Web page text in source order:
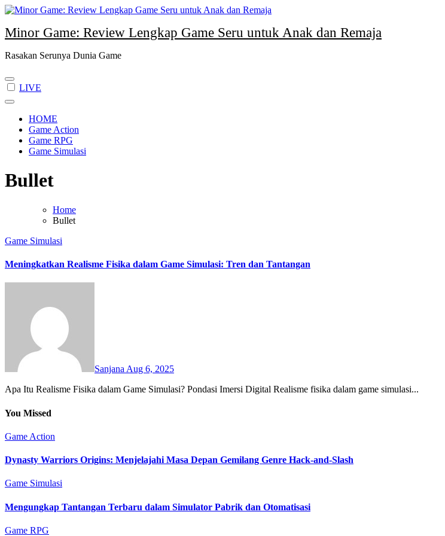
Skip
content
Minor Game: Review Lengkap Game Seru untuk Anak dan Remaja
Rasakan Serunya Dunia Game
LIVE
HOME
Game Action
Game RPG
Game Simulasi
Bullet
Home
Bullet
Game Simulasi
Meningkatkan Realisme Fisika dalam Game Simulasi: Tren dan Tantangan
SanjanaAug 6, 2025
Apa Itu Realisme Fisika dalam Game Simulasi? Pondasi Imersi Digital Realisme fisika dalam game simulasi...
You Missed
Game Action
Dynasty Warriors Origins: Menjelajahi Masa Depan Gemilang Genre Hack-and-Slash
Game Simulasi
Mengungkap Tantangan Terbaru dalam Simulator Pabrik dan Otomatisasi
Game RPG